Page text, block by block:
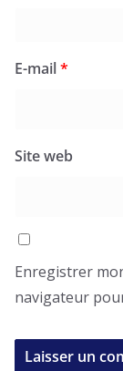
E-mail*
Site web
Enregistrer
navigateur